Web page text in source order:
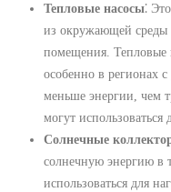
Тепловые насосы⁚
из окружающей среды
помещения. Тепловые
особенно в регионах
меньше энергии, чем
могут
Солнечные
солнечную энергию в
использоваться для